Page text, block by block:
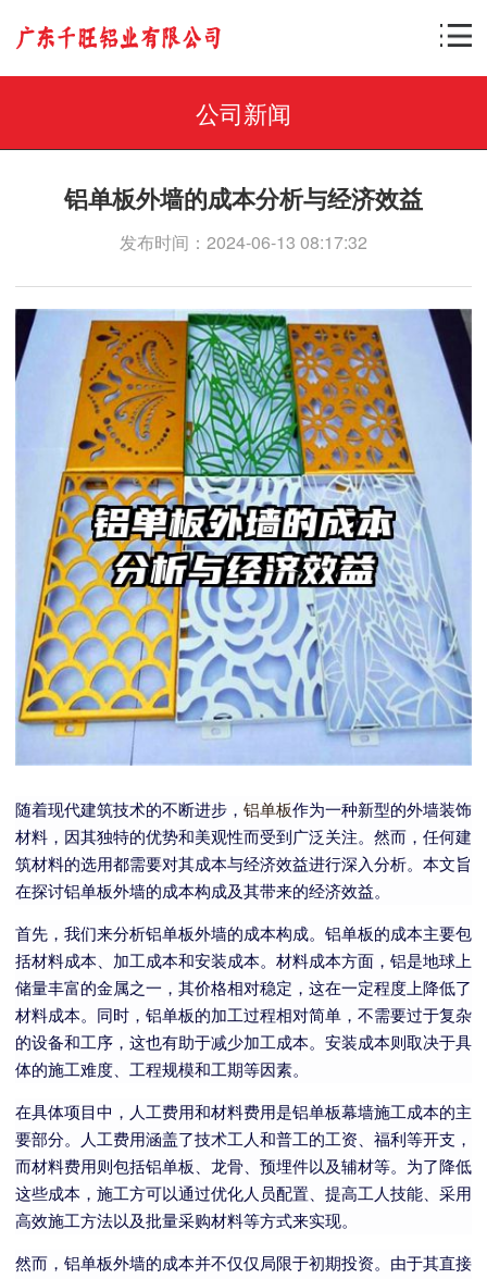
公司新闻
铝单板外墙的成本分析与经济效益
发布时间：2024-06-13 08:17:32
随着现代建筑技术的不断进步， 铝单板作为一种新型的外墙装饰
材料，因其独特的优势和美观性而受到广泛关注。然而，任何建
筑材料的选用都需要对其成本与经济效益进行深入分析。本文旨
在探讨铝单板外墙的成本构成及其带来的经济效益。
首先，我们来分析铝单板外墙的成本构成。铝单板的成本主要包
括材料成本、加工成本和安装成本。材料成本方面，铝是地球上
储量丰富的金属之一，其价格相对稳定，这在一定程度上降低了
材料成本。同时，铝单板的加工过程相对简单，不需要过于复杂
的设备和工序，这也有助于减少加工成本。安装成本则取决于具
体的施工难度、工程规模和工期等因素。
在具体项目中，人工费用和材料费用是铝单板幕墙施工成本的主
要部分。人工费用涵盖了技术工人和普工的工资、福利等开支，
而材料费用则包括铝单板、龙骨、预埋件以及辅材等。为了降低
这些成本，施工方可以通过优化人员配置、提高工人技能、采用
高效施工方法以及批量采购材料等方式来实现。
然而，铝单板外墙的成本并不仅仅局限于初期投资。由于其直接